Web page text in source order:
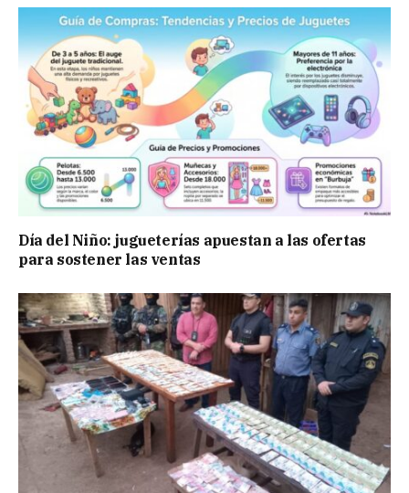
Día del Niño: jugueterías apuestan a las ofertas
para sostener las ventas